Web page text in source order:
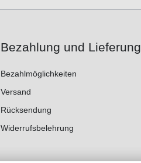
Bezahlung und Lieferung
Bezahlmöglichkeiten
Versand
Rücksendung
Widerrufsbelehrung